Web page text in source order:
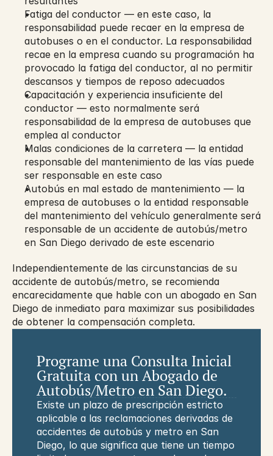
Fatiga del conductor — en este caso, la
responsabilidad puede recaer en la empresa de
autobuses o en el conductor. La responsabilidad
recae en la empresa cuando su programación ha
provocado la fatiga del conductor, al no permitir
descansos y tiempos de reposo adecuados
Capacitación y experiencia insuficiente del
conductor — esto normalmente será
responsabilidad de la empresa de autobuses que
emplea al conductor
Malas condiciones de la carretera — la entidad
responsable del mantenimiento de las vías puede
ser responsable en este caso
Autobús en mal estado de mantenimiento — la
empresa de autobuses o la entidad responsable
del mantenimiento del vehículo generalmente será
responsable de un accidente de autobús/metro
en San Diego derivado de este escenario
Independientemente de las circunstancias de su
accidente de autobús/metro, se recomienda
encarecidamente que hable con un abogado en San
Diego de inmediato para maximizar sus posibilidades
de obtener la compensación completa.
Programe una Consulta Inicial
Gratuita con un Abogado de
Autobús/Metro en San Diego.
Existe un plazo de prescripción estricto
aplicable a las reclamaciones derivadas de
accidentes de autobús y metro en San
Diego, lo que significa que tiene un tiempo